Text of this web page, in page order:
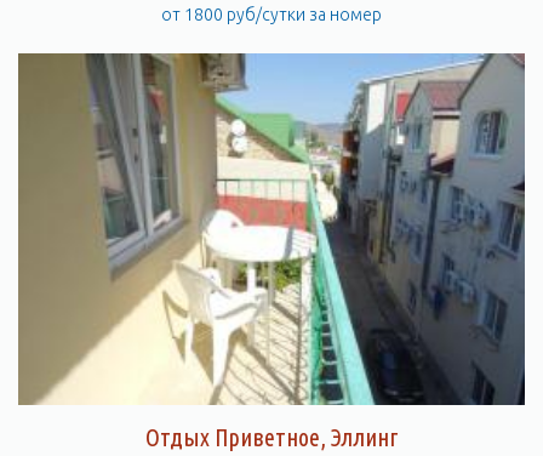
от 1800 руб/сутки за номер
Отдых Приветное, Эллинг